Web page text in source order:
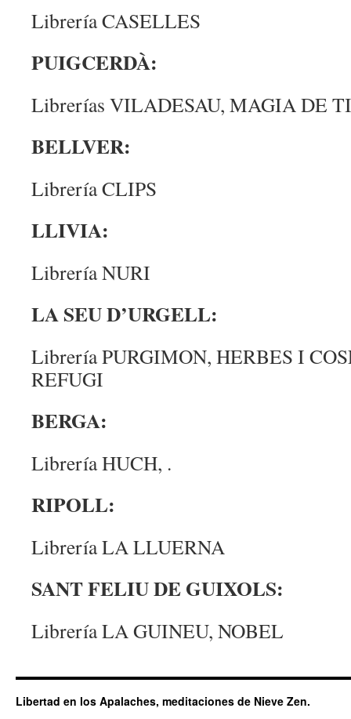
Librería CASELLES
PUIGCERDÀ:
Librerías VILADESAU, MAGIA DE
BELLVER:
Librería CLIPS
LLIVIA:
Librería NURI
LA SEU D’URGELL:
Librería PURGIMON, HERBES I
REFUGI
BERGA:
Librería HUCH, .
RIPOLL:
Librería LA LLUERNA
SANT FELIU DE GUIXOLS:
Librería LA GUINEU, NOBEL
Libertad en los Apalaches, meditaciones de Nieve Zen.